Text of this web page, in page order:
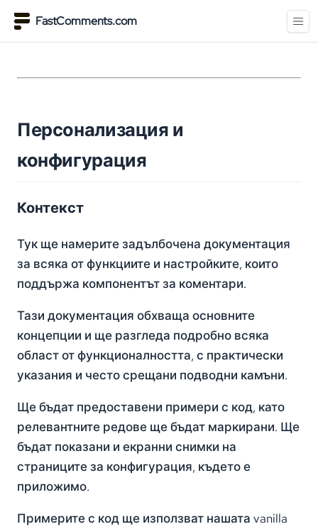
FastComments.com
Персонализация и
конфигурация
Контекст
Тук ще намерите задълбочена документация
за всяка от функциите и настройките, които
поддържа компонентът за коментари.
Тази документация обхваща основните
концепции и ще разгледа подробно всяка
област от функционалността, с практически
указания и често срещани подводни камъни.
Ще бъдат предоставени примери с код, като
релевантните редове ще бъдат маркирани. Ще
бъдат показани и екранни снимки на
страниците за конфигурация, където е
приложимо.
Примерите с код ще използват нашата vanilla